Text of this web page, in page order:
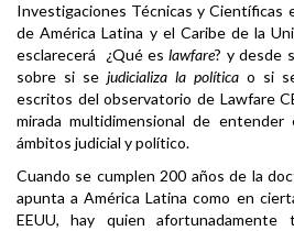
Investigaciones Técnicas y
de América Latina y el Caribe de la
esclarecerá ¿Qué eslawfare? y desde
sobre si se judicializa la política o si
escritos del observatorio de Lawfare
mirada multidimensional de
ámbitos judicial y político.
Cuando se cumplen 200 años de la
apunta a América Latina como en
EEUU, hay quien